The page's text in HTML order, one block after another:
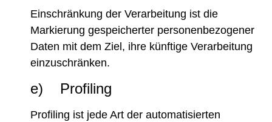
Einschränkung der Verarbeitung ist die
Markierung gespeicherter personenbezogener
Daten mit dem Ziel, ihre künftige Verarbeitung
einzuschränken.
e) Profiling
Profiling ist jede Art der automatisierten